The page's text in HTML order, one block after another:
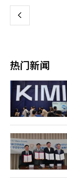
分，服务业销售
别增长6.8%和
个，较上年增加
一起，围坐在丰
韵持续了很久，
布。※ 本报道经人
10时至11时举行
日上午10时迎战
门一带门店上午9
无酒精啤酒、普
另一家便利店CU
块、冰饮料、运
三角饭团和三明
等便利店啤酒、
业内人士认为，
与过去购买夜宵
合上班途中或办
即食炸鸡等产品也成为新的
略，部分品牌针
店营业时间。过
集体观赛活动而
上
热门新闻